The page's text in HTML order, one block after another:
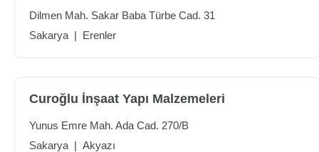
Dilmen Mah. Sakar Baba Türbe Cad. 31
Sakarya | Erenler
Curoğlu İnşaat Yapı Malzemeleri
Yunus Emre Mah. Ada Cad. 270/B
Sakarya | Akyazı